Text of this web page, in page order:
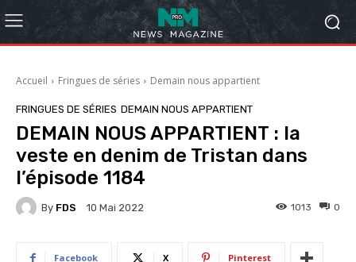
Accueil Fringues de séries Demain nous appartient
FRINGUES DE SÉRIES DEMAIN NOUS APPARTIENT
DEMAIN NOUS APPARTIENT : la
veste en denim de Tristan dans
l’épisode 1184
By FDS 10 Mai 2022 0
1013
Facebook X Pinterest